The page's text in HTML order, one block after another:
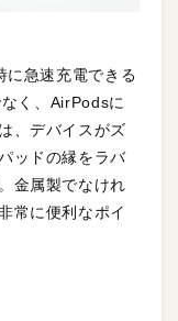
に急速充電できる
く、AirPodsに
、デバイスがズ
ッドの縁をラバ
金属製でなけれ
常に便利なポイ